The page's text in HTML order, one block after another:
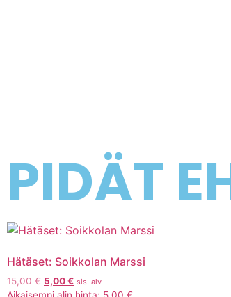
PIDÄT
Hätäset: Soikkolan Marssi
15,00€ 5,00€ sis. alv